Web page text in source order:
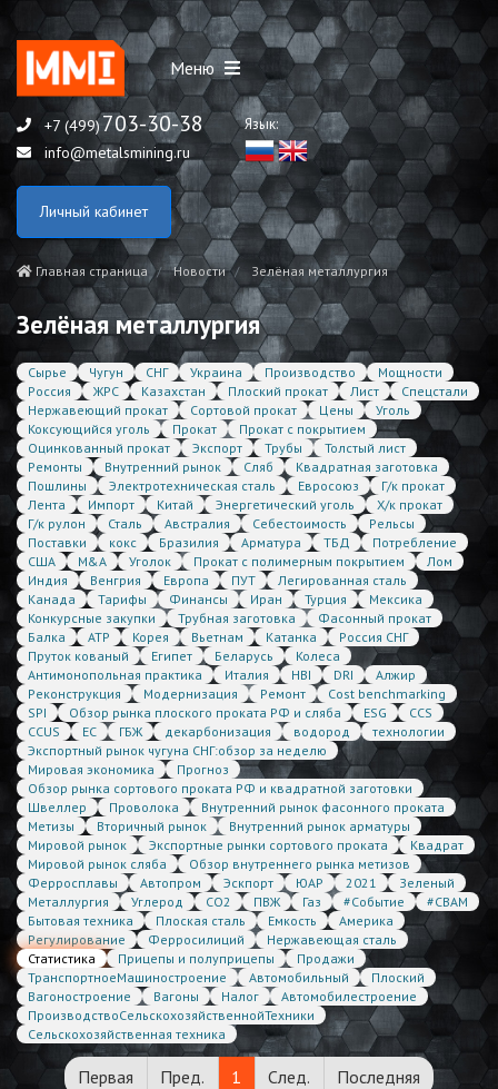
Меню
+7 (499)703-30-38
info@metalsmining.ru
Язык:
Личный кабинет
Главная страница Новости Зелёная металлургия
Зелёная металлургия
Сырье Чугун СНГ Украина Производство
Мощности
Россия
ЖРС Казахстан Плоский прокат Лист
Спецстали
Нержавеющий прокат
Сортовой прокат Цены
Уголь
Коксующийся уголь
Прокат
Прокат с покрытием
Оцинкованный прокат
Экспорт Трубы
Толстый лист
Ремонты
Внутренний рынок Сляб
Квадратная заготовка
Пошлины
Электротехническая сталь Евросоюз
Г/к прокат
Лента
Импорт Китай Энергетический уголь
Х/к прокат
Г/к рулон
Сталь Австралия Себестоимость
Рельсы
Поставки
кокс Бразилия Арматура ТБД
Потребление
США
M&A Уголок Прокат с полимерным покрытием
Лом
Индия
Венгрия Европа ПУТ
Легированная сталь
Канада
Тарифы Финансы Иран Турция
Мексика
Конкурсные закупки
Трубная заготовка
Фасонный прокат
Балка
АТР Корея Вьетнам Катанка
Россия СНГ
Пруток кованый
Египет Беларусь
Колеса
Антимонопольная практика
Италия HBI DRI
Алжир
Реконструкция
Модернизация Ремонт
Cost benchmarking
SPI
Обзор рынка плоского проката РФ и сляба ESG
CCS
CCUS
ЕС ГБЖ декарбонизация водород
технологии
Экспортный рынок чугуна СНГ:обзор за неделю
Мировая экономика
Прогноз
Обзор рынка сортового проката РФ и квадратной заготовки
Швеллер
Проволока
Внутренний рынок фасонного проката
Метизы
Вторичный рынок
Внутренний рынок арматуры
Мировой рынок
Экспортные рынки сортового проката
Квадрат
Мировой рынок сляба
Обзор внутреннего рынка метизов
Ферросплавы
Автопром Эскпорт ЮАР 2021
Зеленый
Металлургия
Углерод CO2 ПВЖ Газ #Событие
#CBAM
Бытовая техника
Плоская сталь Емкость
Америка
Регулирование
Ферросилиций
Нержавеющая сталь
Статистика
Прицепы и полуприцепы
Продажи
ТранспортноеМашиностроение
Автомобильный
Плоский
Вагоностроение
Вагоны Налог
Автомобилестроение
ПроизводствоСельскохозяйственнойТехники
Сельскохозяйственная техника
Первая Пред. 1 След. Последняя